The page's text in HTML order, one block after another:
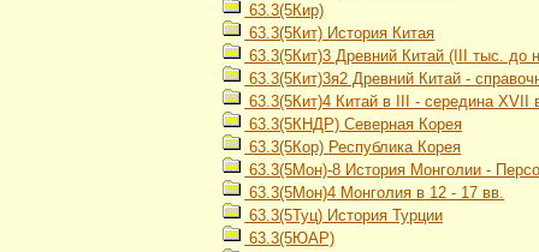
63.3(5Кир)
63.3(5Кит) История Китая
63.3(5Кит)3 Древний Китай (III тыс. до
63.3(5Кит)3я2 Древний Китай -
63.3(5Кит)4 Китай в III - середина XVII
63.3(5КНДР) Северная Корея
63.3(5Кор) Республика Корея
63.3(5Мон)-8 История Монголии -
63.3(5Мон)4 Монголия в 12 - 17 вв.
63.3(5Туц) История Турции
63.3(5ЮАР)